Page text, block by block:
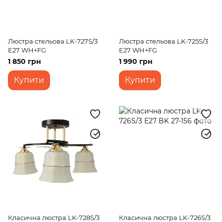
Люстра стельова LK-727S/3
E27 WH+FG
1 850 грн
Купити
Люстра стельова LK-725S/3
E27 WH+FG
1 990 грн
Купити
Класична люстра LK-728S/3
Класична люстра LK-726S/3